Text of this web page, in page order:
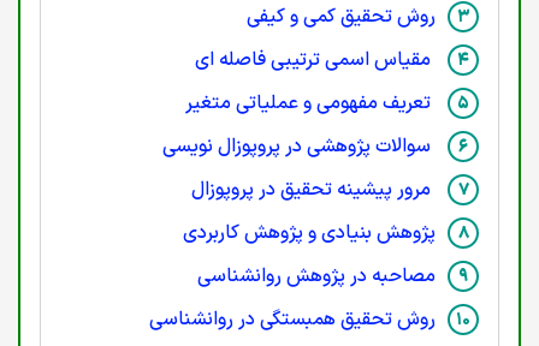
روش تحقیق کمی و کیفی
مقیاس اسمی ترتیبی فاصله ای
تعریف مفهومی و عملیاتی متغیر
سوالات پژوهشی در پروپوزال نویسی
مرور پیشینه تحقیق در پروپوزال
پژوهش بنیادی و پژوهش کاربردی
مصاحبه در پژوهش روانشناسی
روش تحقیق همبستگی در روانشناسی